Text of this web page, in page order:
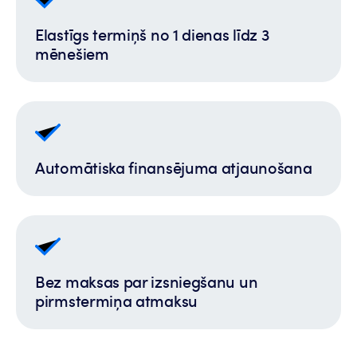
Elastīgs termiņš no 1 dienas līdz 3
mēnešiem
Automātiska finansējuma atjaunošana
Bez maksas par izsniegšanu un
pirmstermiņa atmaksu